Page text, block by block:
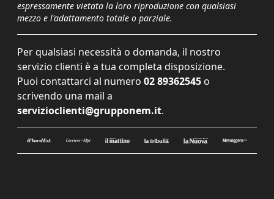
espressamente vietata la loro riproduzione con qualsiasi
mezzo e l'adattamento totale o parziale.
Per qualsiasi necessità o domanda, il nostro
servizio clienti è a tua completa disposizione.
Puoi contattarci al numero 02 89362545 o
scrivendo una mail a
servizioclienti@grupponem.it.